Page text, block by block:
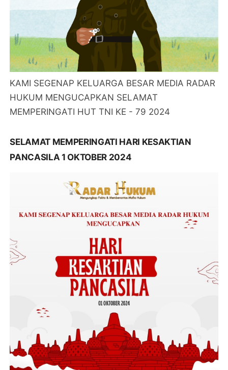
KAMI SEGENAP KELUARGA BESAR MEDIA RADAR
HUKUM MENGUCAPKAN SELAMAT
MEMPERINGATI HUT TNI KE - 79 2024
SELAMAT MEMPERINGATI HARI KESAKTIAN
PANCASILA 1 OKTOBER 2024